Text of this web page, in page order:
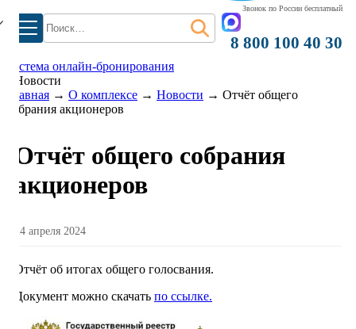
Найти:
Звонок по России бесплатный
8 800 100 40 30
система онлайн-бронирования
Новости
Главная → О комплексе → Новости → Отчёт общего
собрания акционеров
Отчёт общего собрания
акционеров
24 апреля 2024
Отчёт об итогах общего голосвания.
Документ можно скачать по ссылке.